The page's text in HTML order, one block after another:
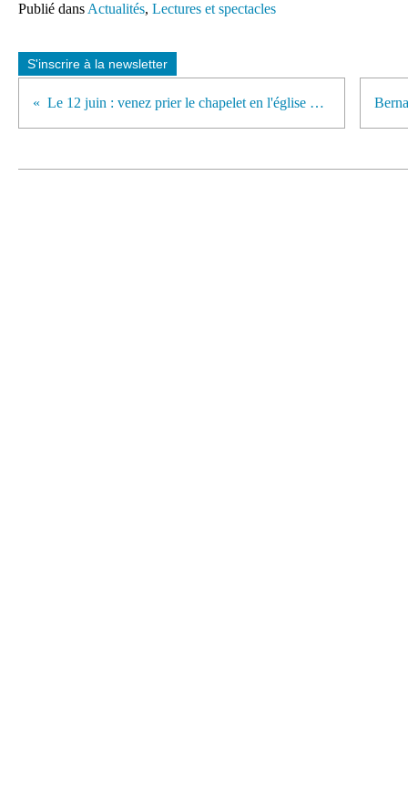
Publié dans Actualités, Lectures et spectacles
S'inscrire à la newsletter
Le 12 juin : venez prier le chapelet en l'église St Etienne.